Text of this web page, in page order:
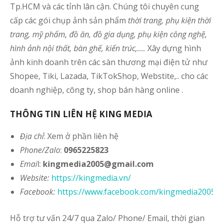
Tp.HCM và các tỉnh lân cận. Chúng tôi chuyên cung
cấp các gói chụp ảnh sản phẩm thời trang, phụ kiện thời
trang, mỹ phẩm, đồ ăn, đồ gia dụng, phụ kiện công nghệ,
hình ảnh nội thất, bàn ghế, kiến trúc,…. Xây dựng hình
ảnh kinh doanh trên các sàn thương mại điện tử như
Shopee, Tiki, Lazada, TikTokShop, Webstite,.. cho các
doanh nghiệp, công ty, shop bán hàng online .
THÔNG TIN LIÊN HỆ KING MEDIA
Địa chỉ: Xem ở phần liên hệ
Phone/Zalo: 0965225823
Email: kingmedia2005@gmail.com
Website: https://kingmedia.vn/
Facebook: https://www.facebook.com/kingmedia2005
Hỗ trợ tư vấn 24/7 qua Zalo/ Phone/ Email, thời gian